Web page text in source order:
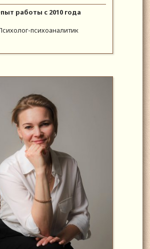
работы с 2010 года
психоаналитик